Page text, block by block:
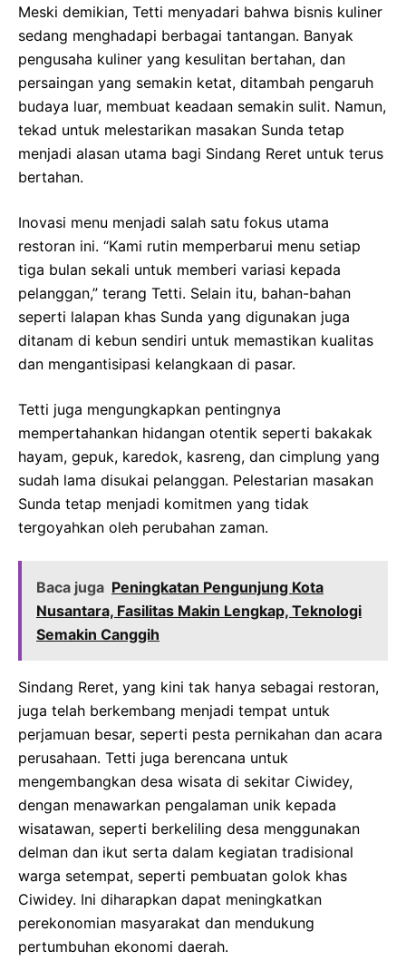
Meski demikian, Tetti menyadari bahwa bisnis kuliner
sedang menghadapi berbagai tantangan. Banyak
pengusaha kuliner yang kesulitan bertahan, dan
persaingan yang semakin ketat, ditambah pengaruh
budaya luar, membuat keadaan semakin sulit. Namun,
tekad untuk melestarikan masakan Sunda tetap
menjadi alasan utama bagi Sindang Reret untuk terus
bertahan.
Inovasi menu menjadi salah satu fokus utama
restoran ini. “Kami rutin memperbarui menu setiap
tiga bulan sekali untuk memberi variasi kepada
pelanggan,” terang Tetti. Selain itu, bahan-bahan
seperti lalapan khas Sunda yang digunakan juga
ditanam di kebun sendiri untuk memastikan kualitas
dan mengantisipasi kelangkaan di pasar.
Tetti juga mengungkapkan pentingnya
mempertahankan hidangan otentik seperti bakakak
hayam, gepuk, karedok, kasreng, dan cimplung yang
sudah lama disukai pelanggan. Pelestarian masakan
Sunda tetap menjadi komitmen yang tidak
tergoyahkan oleh perubahan zaman.
Baca juga Peningkatan Pengunjung Kota
Nusantara, Fasilitas Makin Lengkap, Teknologi
Semakin Canggih
Sindang Reret, yang kini tak hanya sebagai restoran,
juga telah berkembang menjadi tempat untuk
perjamuan besar, seperti pesta pernikahan dan acara
perusahaan. Tetti juga berencana untuk
mengembangkan desa wisata di sekitar Ciwidey,
dengan menawarkan pengalaman unik kepada
wisatawan, seperti berkeliling desa menggunakan
delman dan ikut serta dalam kegiatan tradisional
warga setempat, seperti pembuatan golok khas
Ciwidey. Ini diharapkan dapat meningkatkan
perekonomian masyarakat dan mendukung
pertumbuhan ekonomi daerah.